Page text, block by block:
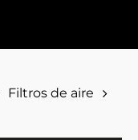
Filtros de aire